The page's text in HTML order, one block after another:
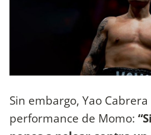
Sin embargo, Yao
performance de Momo: